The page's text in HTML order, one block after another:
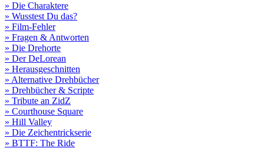
» Die Charaktere
» Wusstest Du das?
» Film-Fehler
» Fragen & Antworten
» Die Drehorte
» Der DeLorean
» Herausgeschnitten
» Alternative Drehbücher
» Drehbücher & Scripte
» Tribute an ZidZ
» Courthouse Square
» Hill Valley
» Die Zeichentrickserie
» BTTF: The Ride